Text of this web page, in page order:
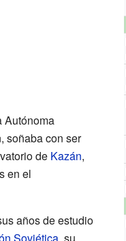
Autónoma
soñaba con ser
de Kazán,
en el
años de estudio